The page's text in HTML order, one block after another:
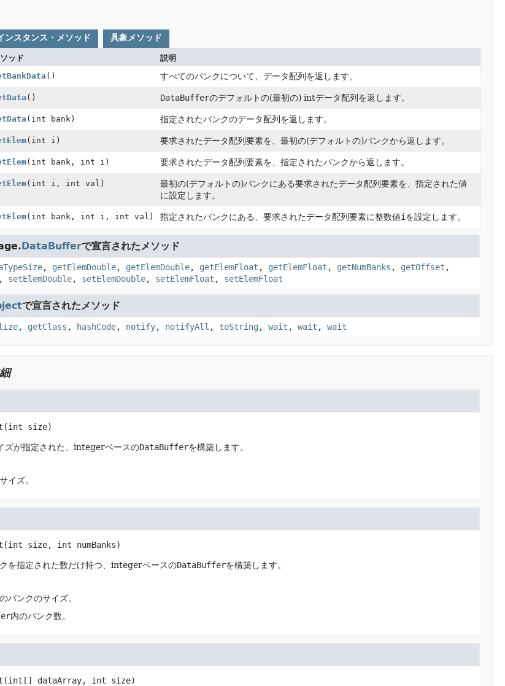
ンスタンス・メソッド 具象メソッド
ッド
説明
() すべてのバンクについて、データ配列を返します。
() DataBufferのデフォルトの(最初の) intデータ配列を返します。
(int bank) 指定されたバンクのデータ配列を返します。
(int i) 要求されたデータ配列要素を、最初の(デフォルトの)バンクから返します。
(int bank, int i) 要求されたデータ配列要素を、指定されたバンクから返します。
(int i, int val)
最初の(デフォルトの)バンクにある要求されたデータ配列要素を、指定された値
に設定します。
(int bank, int i, int val) 指定されたバンクにある、要求されたデータ配列要素に整数値i を設定します。
DataBufferで宣言されたメソッド
, getElemDouble, getElemDouble, getElemFloat , getElemFloat , getNumBanks , getOffset ,
setElemDouble, setElemDouble, setElemFloat , setElemFloat
で宣言されたメソッド
, getClass , hashCode, notify, notifyAll , toString, wait , wait , wait
(int size)
ズが指定された、integerベースのDataBufferを構築します。
イズ。
(int size, int numBanks)
を指定された数だけ持つ、integerベースのDataBufferを構築します。
バンクのサイズ。
内のバンク数。
(int[] dataArray, int size)